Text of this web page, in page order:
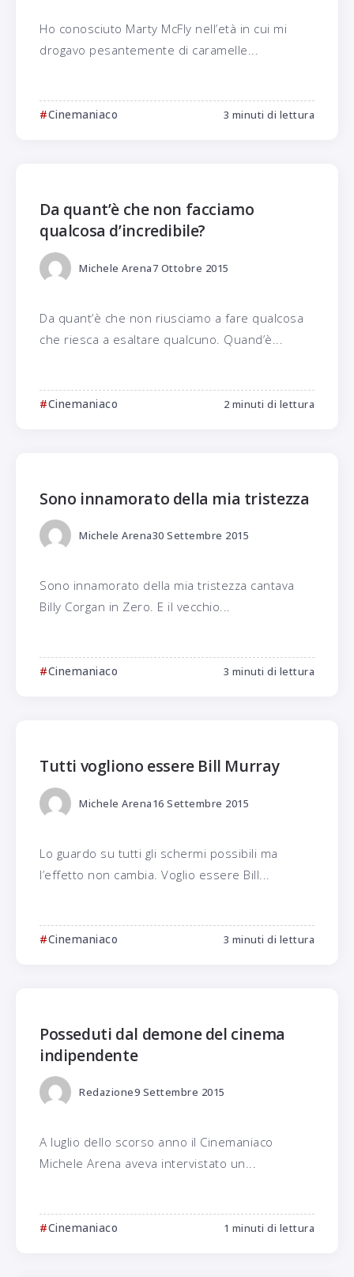
Ho conosciuto Marty McFly nell’età in cui mi
drogavo pesantemente di caramelle...
Cinemaniaco 3 minuti di lettura
Da quant’è che non facciamo
qualcosa d’incredibile?
Michele Arena7 Ottobre 2015
Da quant’è che non riusciamo a fare qualcosa
che riesca a esaltare qualcuno. Quand’è...
Cinemaniaco 2 minuti di lettura
Sono innamorato della mia tristezza
Michele Arena30 Settembre 2015
Sono innamorato della mia tristezza cantava
Billy Corgan in Zero. E il vecchio...
Cinemaniaco 3 minuti di lettura
Tutti vogliono essere Bill Murray
Michele Arena16 Settembre 2015
Lo guardo su tutti gli schermi possibili ma
l’effetto non cambia. Voglio essere Bill...
Cinemaniaco 3 minuti di lettura
Posseduti dal demone del cinema
indipendente
Redazione9 Settembre 2015
A luglio dello scorso anno il Cinemaniaco
Michele Arena aveva intervistato un...
Cinemaniaco 1 minuti di lettura